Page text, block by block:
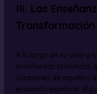
III. Las
A lo largo de su vida y
enseñanzas profundas
corazones de aquellos
evolución espiritual.